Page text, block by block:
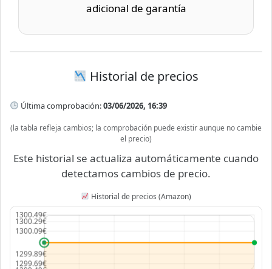
adicional de garantía
Historial de precios
Última comprobación:03/06/2026, 16:39
(la tabla refleja cambios; la comprobación puede existir aunque no cambie
el precio)
Este historial se actualiza automáticamente cuando
detectamos cambios de precio.
Historial de precios (Amazon)